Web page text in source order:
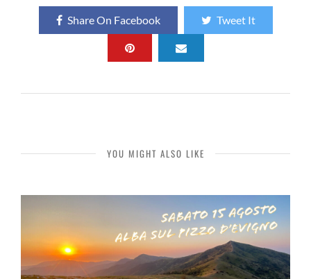
Share On Facebook Tweet It
YOU MIGHT ALSO LIKE